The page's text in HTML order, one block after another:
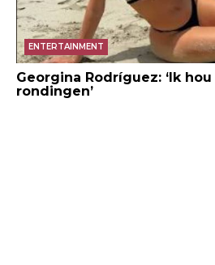
ENTERTAINMENT
Georgina Rodríguez: ‘Ik
rondingen’